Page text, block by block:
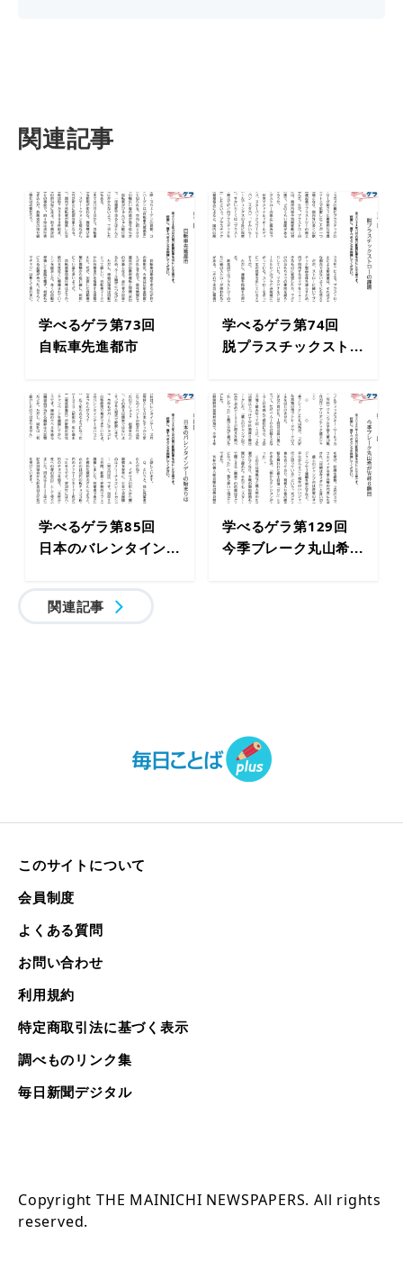
関連記事
学べるゲラ第73回
自転車先進都市
学べるゲラ第74回
脱プラスチックスト...
学べるゲラ第85回
日本のバレンタイン...
学べるゲラ第129回
今季ブレーク丸山希...
関連記事
このサイトについて
会員制度
よくある質問
お問い合わせ
利用規約
特定商取引法に基づく表示
調べものリンク集
毎日新聞デジタル
Copyright THE MAINICHI NEWSPAPERS. All rights
reserved.